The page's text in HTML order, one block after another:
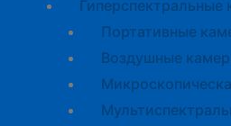
Гиперспектральные
Портативные
Воздушные